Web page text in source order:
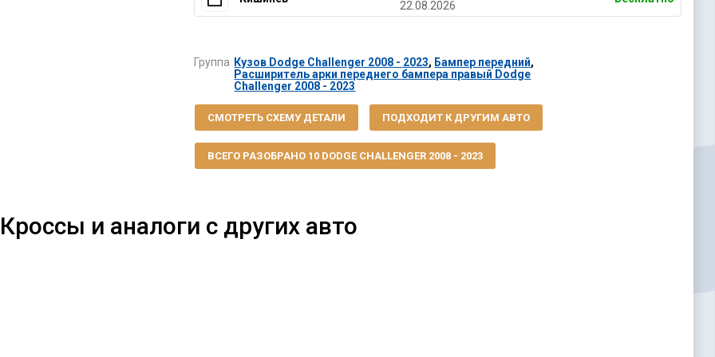
22.08.2026
Группа Кузов Dodge Challenger 2008 - 2023, Бампер передний,
Расширитель арки переднего бампера правый Dodge
Challenger 2008 - 2023
СМОТРЕТЬ СХЕМУ ДЕТАЛИ ПОДХОДИТ К ДРУГИМ АВТО
ВСЕГО РАЗОБРАНО 10 DODGE CHALLENGER 2008 - 2023
Кроссы и аналоги с других авто